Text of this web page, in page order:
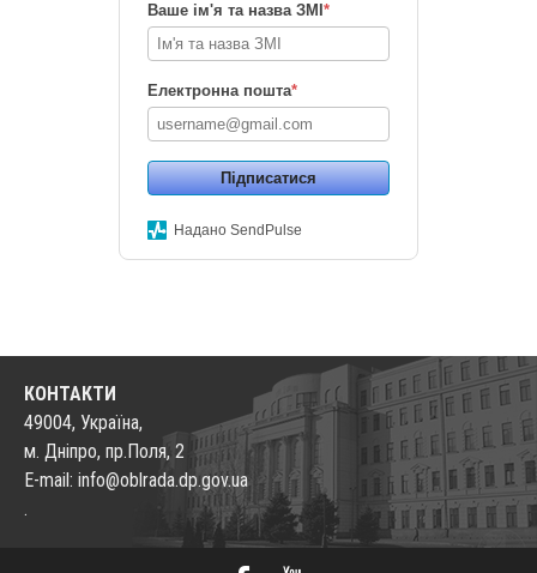
Ваше ім'я та назва ЗМІ *
Електронна пошта*
Підписатися
Надано SendPulse
КОНТАКТИ
49004, Україна,
м. Дніпро, пр.Поля, 2
E-mail: info@oblrada.dp.gov.ua
.